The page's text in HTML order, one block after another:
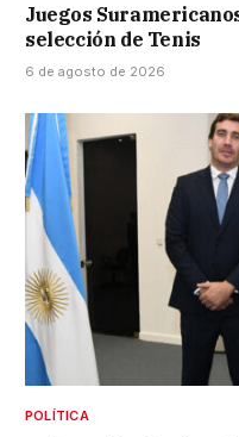
Juegos
selección de Tenis
6 de agosto de 2026
POLÍTICA